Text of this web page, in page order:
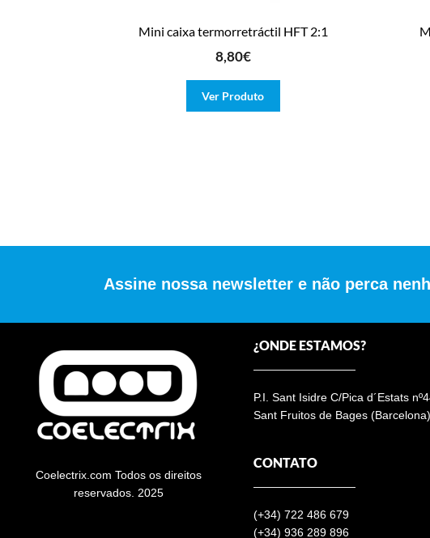
Mini caixa termorretráctil HFT 2:1
8,80€
Ver Produto
Assine nossa newsletter e não perca
Coelectrix.com Todos os direitos
reservados. 2025
¿ONDE ESTAMOS?
P.I. Sant Isidre C/Pica d´Estats
Sant Fruitos de Bages (Barcelona)
CONTATO
(+34) 722 486 679
(+34) 936 289 896